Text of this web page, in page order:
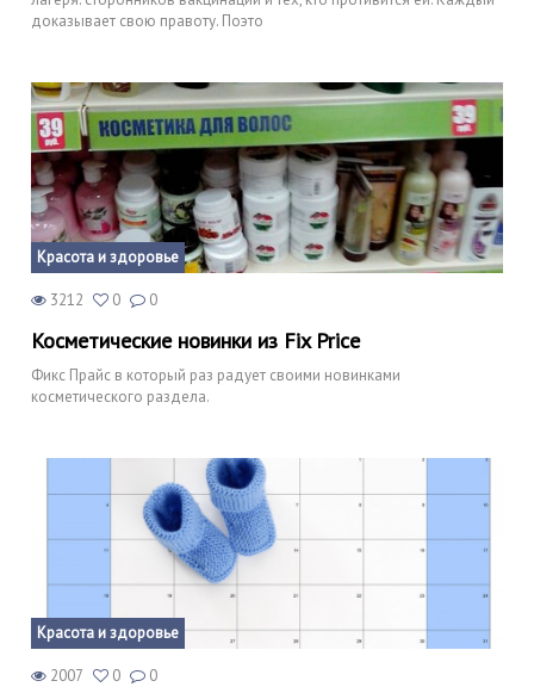
доказывает свою правоту. Поэто
Красота и здоровье
3212 0 0
Косметические новинки из Fix Price
Фикс Прайс в который раз радует своими новинками
косметического раздела.
Красота и здоровье
2007 0 0